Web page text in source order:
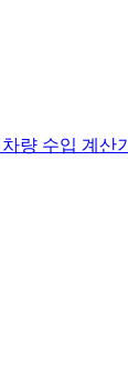
차량 수입 계산기